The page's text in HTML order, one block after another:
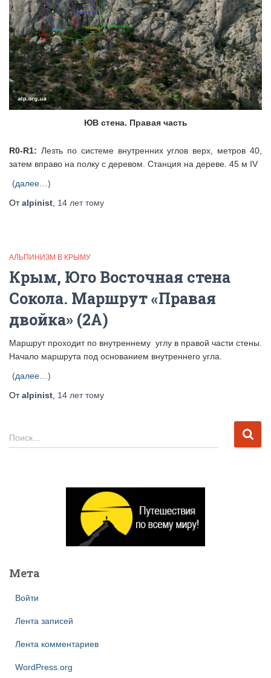
ЮВ стена. Правая часть
R0-R1: Лезть по системе внутренних углов верх, метров 40,
затем вправо на полку с деревом. Станция на дереве. 45 м IV
(далее…)
Отalpinist 14 леттому
АЛЬПИНИЗМ В КРЫМУ
Крым, Юго Восточная стена
Сокола. Маршрут «Правая
двойка» (2А)
Маршрут проходит по внутреннему углу в правой части стены.
Начало маршрута под основанием внутреннего угла.
(далее…)
Отalpinist 14 леттому
Н
а
Поиск…
Мета
Войти
Лента записей
Лента комментариев
WordPress.org